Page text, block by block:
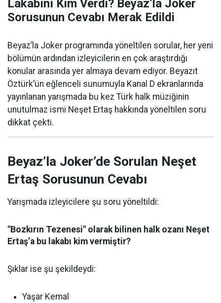
Lakabını Kim Verdi? Beyaz’la Joker
Sorusunun Cevabı Merak Edildi
Beyaz’la Joker programında yöneltilen sorular, her yeni
bölümün ardından izleyicilerin en çok araştırdığı
konular arasında yer almaya devam ediyor. Beyazıt
Öztürk’ün eğlenceli sunumuyla Kanal D ekranlarında
yayınlanan yarışmada bu kez Türk halk müziğinin
unutulmaz ismi Neşet Ertaş hakkında yöneltilen soru
dikkat çekti.
Beyaz’la Joker’de Sorulan Neşet
Ertaş Sorusunun Cevabı
Yarışmada izleyicilere şu soru yöneltildi:
"Bozkırın Tezenesi" olarak bilinen halk ozanı Neşet
Ertaş’a bu lakabı kim vermiştir?
Şıklar ise şu şekildeydi:
Yaşar Kemal